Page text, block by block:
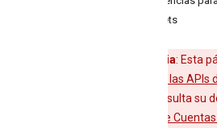
Gadgets
Advertencia: Esta
directorio de las APIs
específica, consulta
autorización de